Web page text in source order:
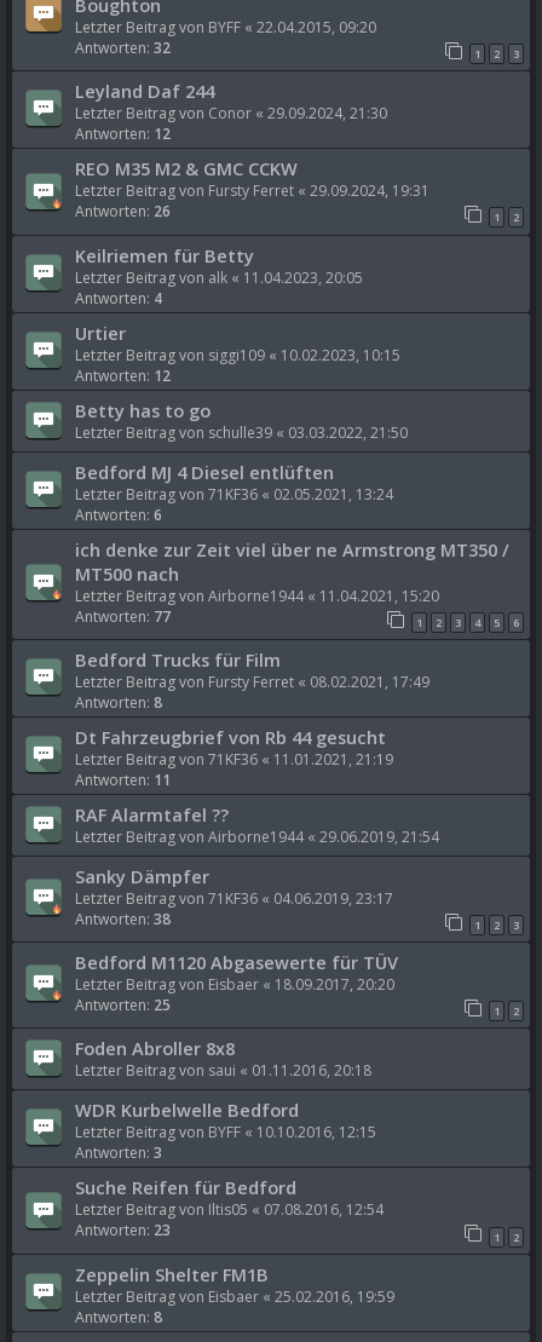
Boughton
Letzter Beitrag von BYFF « 22.04.2015, 09:20
Antworten: 32 1 2 3
Leyland Daf 244
Letzter Beitrag von Conor « 29.09.2024, 21:30
Antworten: 12
REO M35 M2 & GMC CCKW
Letzter Beitrag von Fursty Ferret « 29.09.2024, 19:31
Antworten: 26 1 2
Keilriemen für Betty
Letzter Beitrag von alk « 11.04.2023, 20:05
Antworten: 4
Urtier
Letzter Beitrag von siggi109 « 10.02.2023, 10:15
Antworten: 12
Betty has to go
Letzter Beitrag von schulle39 « 03.03.2022, 21:50
Bedford MJ 4 Diesel entlüften
Letzter Beitrag von 71KF36 « 02.05.2021, 13:24
Antworten: 6
ich denke zur Zeit viel über ne Armstrong MT350 /
MT500 nach
Letzter Beitrag von Airborne1944 « 11.04.2021, 15:20
Antworten: 77 1 2 3 4 5 6
Bedford Trucks für Film
Letzter Beitrag von Fursty Ferret « 08.02.2021, 17:49
Antworten: 8
Dt Fahrzeugbrief von Rb 44 gesucht
Letzter Beitrag von 71KF36 « 11.01.2021, 21:19
Antworten: 11
RAF Alarmtafel ??
Letzter Beitrag von Airborne1944 « 29.06.2019, 21:54
Sanky Dämpfer
Letzter Beitrag von 71KF36 « 04.06.2019, 23:17
Antworten: 38 1 2 3
Bedford M1120 Abgasewerte für TÜV
Letzter Beitrag von Eisbaer « 18.09.2017, 20:20
Antworten: 25 1 2
Foden Abroller 8x8
Letzter Beitrag von saui « 01.11.2016, 20:18
WDR Kurbelwelle Bedford
Letzter Beitrag von BYFF « 10.10.2016, 12:15
Antworten: 3
Suche Reifen für Bedford
Letzter Beitrag von Iltis05 « 07.08.2016, 12:54
Antworten: 23 1 2
Zeppelin Shelter FM1B
Letzter Beitrag von Eisbaer « 25.02.2016, 19:59
Antworten: 8